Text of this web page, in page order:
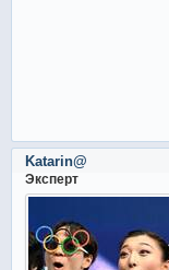
Katarin@
Эксперт